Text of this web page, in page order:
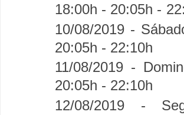
18:00h - 20:05h -
10/08/2019 -
20:05h - 22:10h
11/08/2019 -
20:05h - 22:10h
12/08/2019 -